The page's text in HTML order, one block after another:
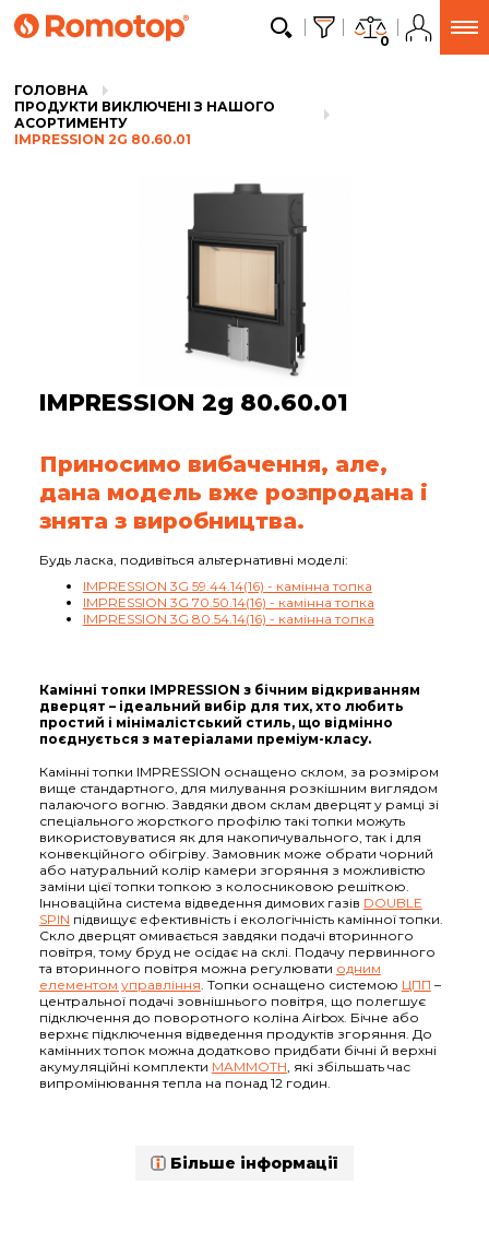
0
ГОЛОВНА
ПРОДУКТИ ВИКЛЮЧЕНІ З НАШОГО
АСОРТИМЕНТУ
IMPRESSION 2G 80.60.01
IMPRESSION 2g 80.60.01
Приносимо вибачення, але,
дана модель вже розпродана і
знята з виробництва.
Будь ласка, подивіться альтернативні моделі:
IMPRESSION 3G 59.44.14(16) - камінна топка
IMPRESSION 3G 70.50.14(16) - камінна топка
IMPRESSION 3G 80.54.14(16) - камінна топка
Камінні топки IMPRESSION з бічним відкриванням
дверцят – ідеальний вибір для тих, хто любить
простий і мінімалістський стиль, що відмінно
поєднується з матеріалами преміум-класу.
Камінні топки IMPRESSION оснащено склом, за розміром
вище стандартного, для милування розкішним виглядом
палаючого вогню. Завдяки двом склам дверцят у рамці зі
спеціального жорсткого профілю такі топки можуть
використовуватися як для накопичувального, так і для
конвекційного обігріву. Замовник може обрати чорний
або натуральний колір камери згоряння з можливістю
заміни цієї топки топкою з колосниковою решіткою.
Інноваційна система відведення димових газів DOUBLE
SPIN підвищує ефективність і екологічність камінної топки.
Скло дверцят омивається завдяки подачі вторинного
повітря, тому бруд не осідає на склі. Подачу первинного
та вторинного повітря можна регулювати одним
елементом управління. Топки оснащено системою ЦПП –
центральної подачі зовнішнього повітря, що полегшує
підключення до поворотного коліна Airbox. Бічне або
верхнє підключення відведення продуктів згоряння. До
камінних топок можна додатково придбати бічні й верхні
акумуляційні комплекти MAMMOTH, які збільшать час
випромінювання тепла на понад 12 годин.
Більше інформації